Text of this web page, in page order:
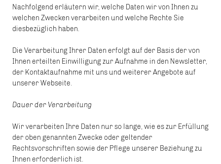
Nachfolgend erläutern wir, welche Daten wir von Ihnen zu
welchen Zwecken verarbeiten und welche Rechte Sie
diesbezüglich haben.
Die Verarbeitung Ihrer Daten erfolgt auf der Basis der von
Ihnen erteilten Einwilligung zur Aufnahme in den Newsletter,
der Kontaktaufnahme mit uns und weiterer Angebote auf
unserer Webseite.
Dauer der Verarbeitung
Wir verarbeiten Ihre Daten nur so lange, wie es zur Erfüllung
der oben genannten Zwecke oder geltender
Rechtsvorschriften sowie der Pflege unserer Beziehung zu
Ihnen erforderlich ist.